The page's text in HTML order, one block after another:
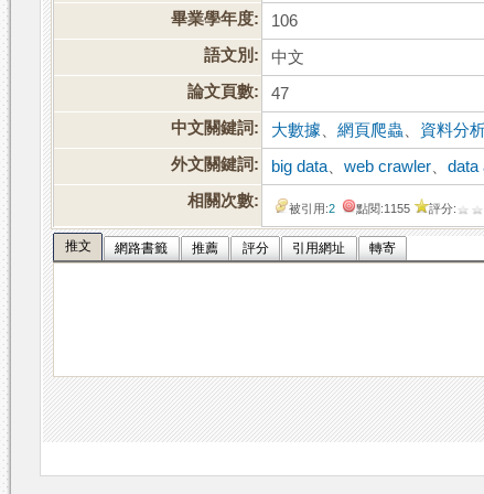
畢業學年度:
106
語文別:
中文
論文頁數:
47
中文關鍵詞:
大數據 、網頁爬蟲 資料分
外文關鍵詞:
big data 、web crawler 、data
相關次數:
被引用:2 點閱:1155 評分:
推文 網路書籤 推薦 評分 引用網址 轉寄